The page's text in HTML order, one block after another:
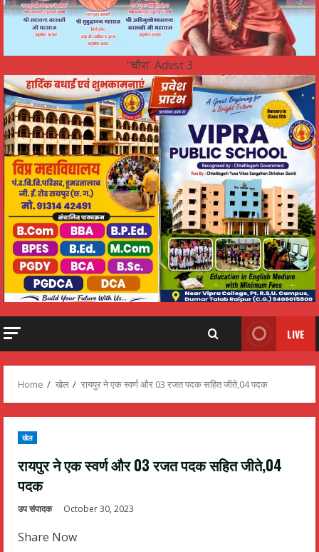
"चौरा' Advst 3
LIVE
Home खेल रायपुर ने एक स्वर्ण और 03 रजत पदक सहित जीते,04 पदक
खेल
रायपुर ने एक स्वर्ण और 03 रजत पदक सहित जीते,04
पदक
उप संपादक October 30, 2023
Share Now